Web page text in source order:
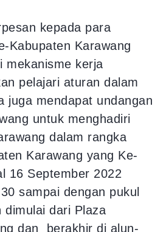
kepada para
Kabupaten Karawang
mekanisme kerja
pelajari aturan dalam
juga mendapat undangan
untuk menghadiri
dalam rangka
Karawang yang Ke-
16 September 2022
sampai dengan pukul
dimulai dari Plaza
dan berakhir di alun-